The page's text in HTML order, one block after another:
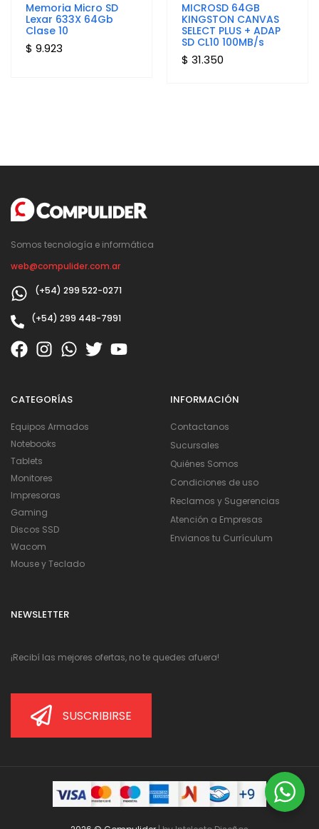
Memoria Micro SD
Lexar 633X 64Gb
Clase 10
$ 9.923
MICROSD 64GB
KINGSTON CANVAS
SELECT PLUS + ADAP
SD CL10 100MB/s
$ 31.350
Somos tecnología e informática
web@compulider.com.ar
(+54) 299 522-0271
(+54) 299 448-7991
CATEGORÍAS
Equipos Armados
Notebooks
Tablets
Monitores
Impresoras
Gaming
Discos SSD
Wacom
Mouse y Teclado
INFORMACIÓN
Contactanos
Sucursales
Quiénes Somos
Condiciones de uso
Reclamos y Sugerencias
Atención a Empresas
Envianos tu Currículum
NEWSLETTER
¡Recibí las mejores ofertas, no te quedes afuera!
SUSCRIBIRSE